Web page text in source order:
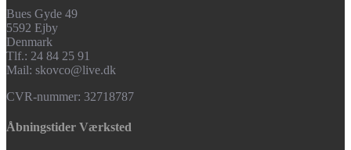
Bues Gyde 49
5592 Ejby
Denmark
Tlf.: 24 84 25 91
Mail: skovco@live.dk
CVR-nummer: 32718787
Åbningstider Værksted